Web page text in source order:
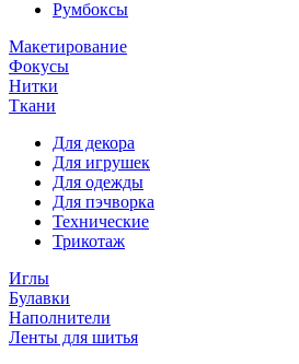
Румбоксы
Макетирование
Фокусы
Нитки
Ткани
Для декора
Для игрушек
Для одежды
Для пэчворка
Технические
Трикотаж
Иглы
Булавки
Наполнители
Ленты для шитья